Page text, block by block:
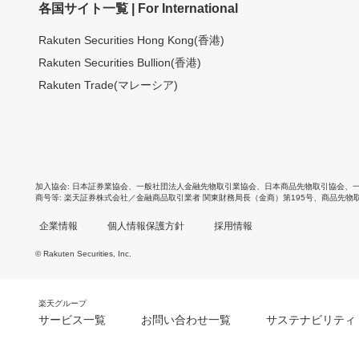
各国サイト一覧 | For International
Rakuten Securities Hong Kong(香港)
Rakuten Securities Bullion(香港)
Rakuten Trade(マレーシア)
加入協会 日本証券業協会 一般社団法人金融先物取引業協会 日本商品先物取引協会
商号等 楽天証券株式会社／金融商品取引業者 関東財務局長（金商）第195号、商品先物
企業情報 個人情報保護方針 採用情報
© Rakuten Securities, Inc.
楽天グループ
サービス一覧 お問い合わせ一覧 サステナビリティ